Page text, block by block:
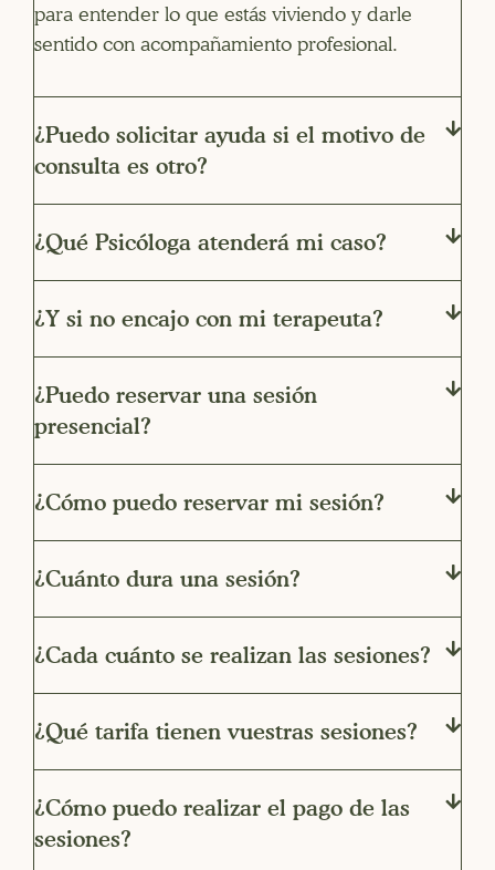
para entender lo que estás viviendo y darle
sentido con acompañamiento profesional.
¿Puedo solicitar ayuda si el motivo de
consulta es otro?
¿Qué Psicóloga atenderá mi caso?​
¿Y si no encajo con mi terapeuta?
¿Puedo reservar una sesión
presencial?
¿Cómo puedo reservar mi sesión?
¿Cuánto dura una sesión?
¿Cada cuánto se realizan las sesiones?
¿Qué tarifa tienen vuestras sesiones?
¿Cómo puedo realizar el pago de las
sesiones?